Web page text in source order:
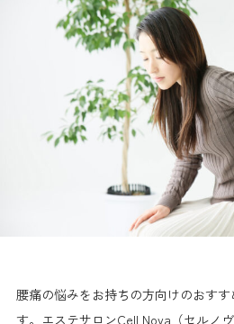
腰痛の悩みをお持ちの方向けのおす
す。エステサロンCell Nova（セルノ